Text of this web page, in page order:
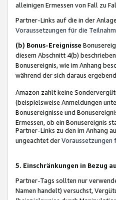
alleinigen Ermessen von Fall zu
Partner-Links auf die in der
Voraussetzungen für die
(b) Bonus-Ereignisse
diesem Abschnitt 4(b)
Bonusereignis, wie im Anhang
während der sich daraus
Amazon zahlt keine
(beispielsweise Anmeldungen
Bonusereignisse und
Ermessen, ob ein Bonusereignis
Partner-Links zu den im Anhang
ungeachtet derVoraussetzungen
5. Einschränkungen in Bezug
Partner-Tags sollten nur
Namen handelt) versuchst,